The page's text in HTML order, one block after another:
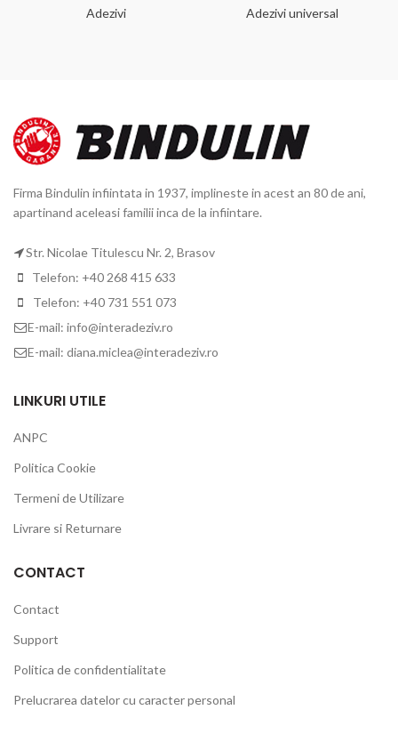
Adezivi Adezivi universal
Firma Bindulin infiintata in 1937, implineste in acest an 80 de ani,
apartinand aceleasi familii inca de la infiintare.
Str. Nicolae Titulescu Nr. 2, Brasov
Telefon: +40 268 415 633
Telefon: +40 731 551 073
E-mail: info@interadeziv.ro
E-mail: diana.miclea@interadeziv.ro
LINKURI UTILE
ANPC
Politica Cookie
Termeni de Utilizare
Livrare si Returnare
CONTACT
Contact
Support
Politica de confidentialitate
Prelucrarea datelor cu caracter personal